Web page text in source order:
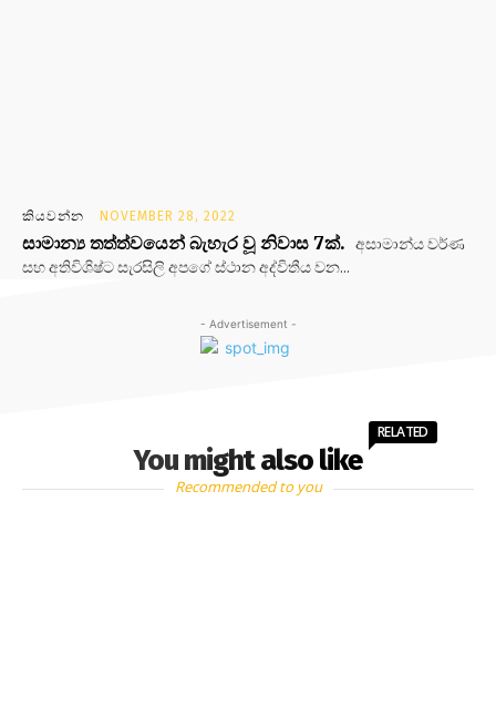
කියවන්න NOVEMBER 28, 2022
සාමාන්‍ය තත්ත්වයෙන් බැහැර වූ නිවාස 7ක්. අසාමාන්ය වර්ණ
සහ අතිවිශිෂ්ට සැරසිලි අපගේ ස්ථාන අද්විතීය වන...
- Advertisement -
You might also like
RELATED
Recommended to you